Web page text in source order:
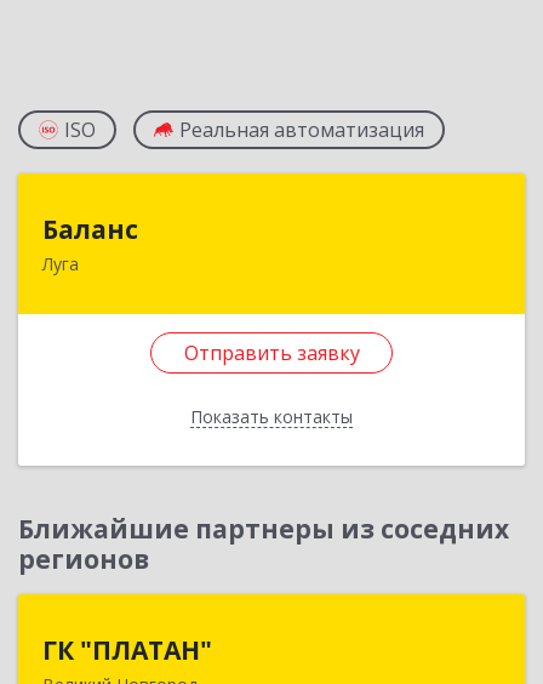
ISO Реальная автоматизация
Баланс
Луга
Отправить заявку
Показать контакты
188230, Ленинградская обл, Луга г, Урицкого
Отправить заявку
Назад
Ближайшие партнеры из соседних
регионов
ГК "ПЛАТАН"